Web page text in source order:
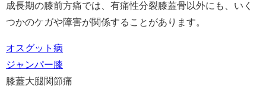
成長期の膝前方痛では、有痛性分裂膝蓋骨以外にも、いく
つかのケガや障害が関係することがあります。
オスグット病
ジャンパー膝
膝蓋大腿関節痛